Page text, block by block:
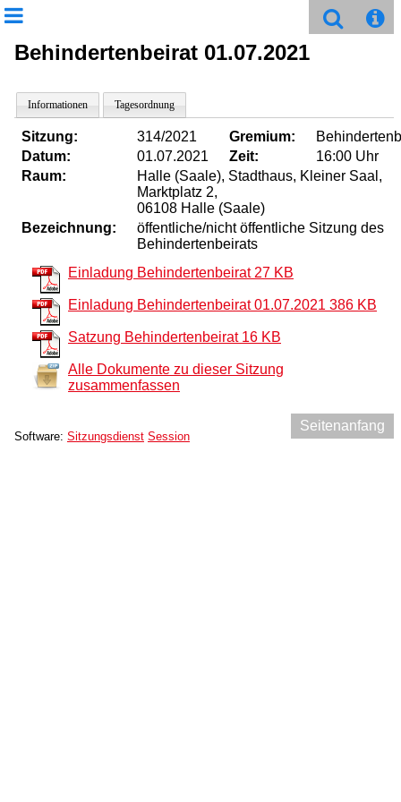
Behindertenbeirat 01.07.2021
Informationen Tagesordnung
Sitzung: 314/2021 Gremium:
Datum:
01.07.2021 Zeit:
16:00 Uhr
Raum:
Halle (Saale), Stadthaus, Kleiner Saal,
Marktplatz 2,
06108 Halle (Saale)
Bezeichnung:
öffentliche/nicht öffentliche Sitzung des
Behindertenbeirats
Einladung Behindertenbeirat 27 KB
Einladung Behindertenbeirat 01.07.2021 386 KB
Satzung Behindertenbeirat 16 KB
Alle Dokumente zu dieser Sitzung
zusammenfassen
Seitenanfang
Software: Sitzungsdienst Session